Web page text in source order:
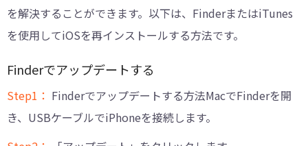
を解決することができます。以下は、FinderまたはiTunes
を使用してiOSを再インストールする方法です。
Finderでアップデートする
Step1： Finderでアップデートする方法MacでFinderを開
き、USBケーブルでiPhoneを接続します。